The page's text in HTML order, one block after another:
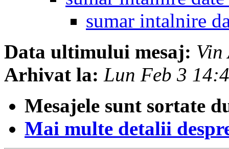
sumar intalnire
Data ultimului mesaj: Vin
Arhivat la: Lun Feb 3
Mesajele sunt sortate
Mai multe detalii